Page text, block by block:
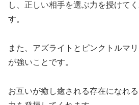
し、正しい相手を選ぶ力を授けて
す。
また、アズライトとピンクトルマ
が強いことです。
お互いが癒し癒される存在になれ